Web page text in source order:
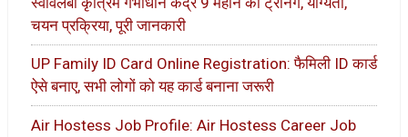
चयन प्रक्रिया, पूरी जानकारी
UP Family ID Card Online Registration: फैमिली ID कार्ड
ऐसे बनाए, सभी लोगों को यह कार्ड बनाना जरूरी
Air Hostess Job Profile: Air Hostess Career Job